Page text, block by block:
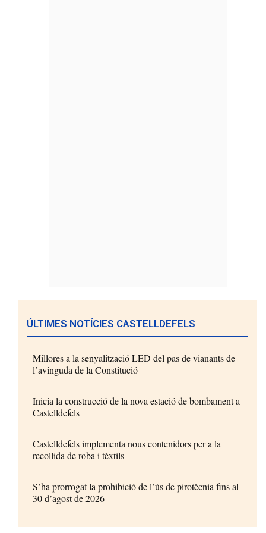
ÚLTIMES NOTÍCIES CASTELLDEFELS
Millores a la senyalització LED del pas de vianants de
l’avinguda de la Constitució
Inicia la construcció de la nova estació de bombament a
Castelldefels
Castelldefels implementa nous contenidors per a la
recollida de roba i tèxtils
S’ha prorrogat la prohibició de l’ús de pirotècnia fins al
30 d’agost de 2026